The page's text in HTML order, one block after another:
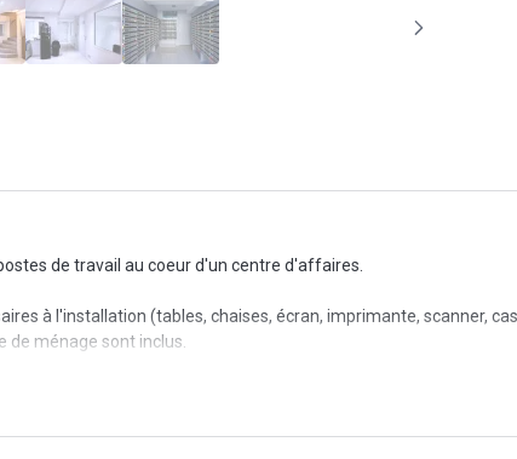
de travail au coeur d'un centre d'affaires.
à l'installation (tables, chaises, écran, imprimante, scanner,
de ménage sont inclus.
installer.
commodités.